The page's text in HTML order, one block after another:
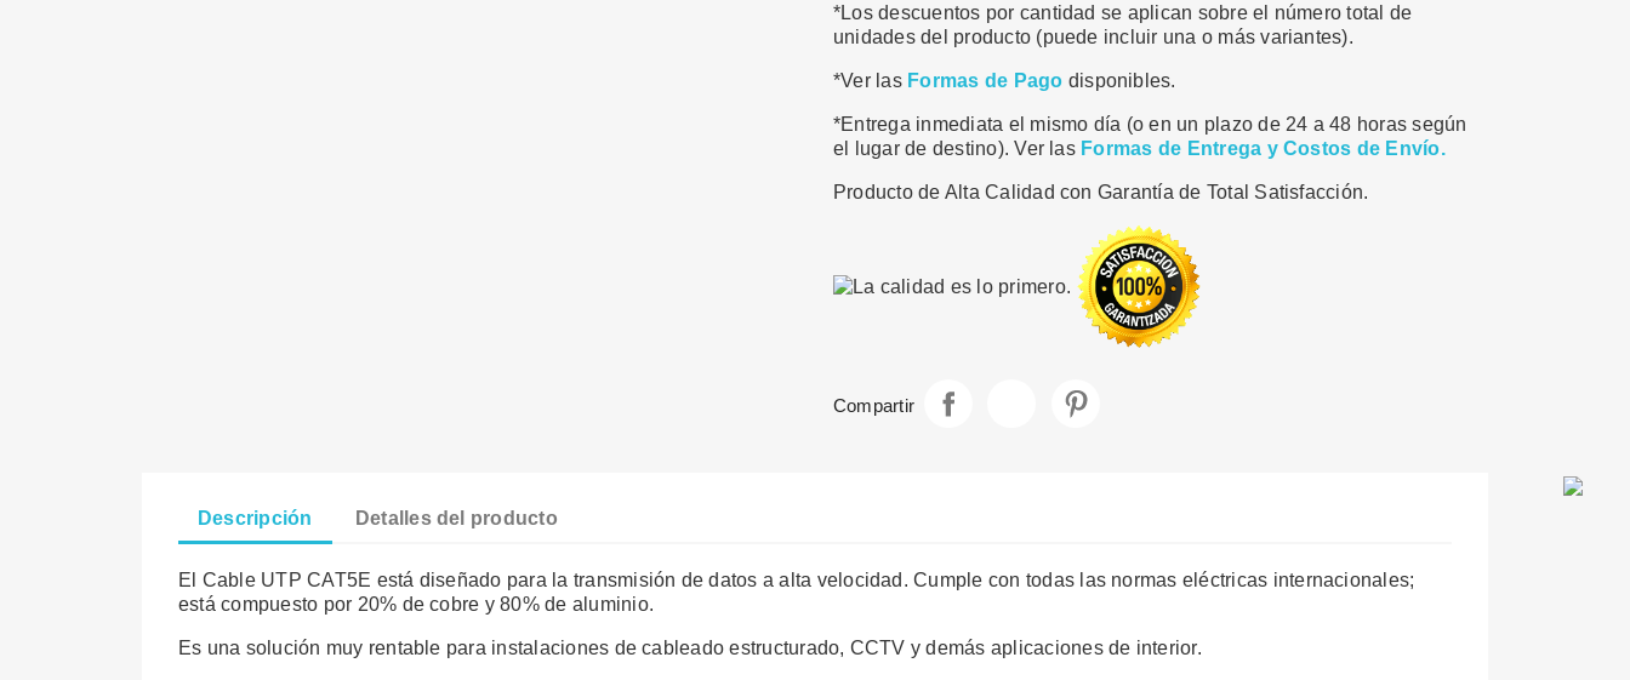
*Los descuentos por cantidad se aplican sobre el número total de
unidades del producto (puede incluir una o más variantes).
*Ver las Formas de Pago disponibles.
*Entrega inmediata el mismo día (o en un plazo de 24 a 48 horas según
el lugar de destino). Ver las Formas de Entrega y Costos de Envío.
Producto de Alta Calidad con Garantía de Total Satisfacción.
Compartir
Descripción Detalles del producto
El Cable UTP CAT5E está diseñado para la transmisión de datos a alta velocidad. Cumple con todas las normas eléctricas internacionales;
está compuesto por 20% de cobre y 80% de aluminio.
Es una solución muy rentable para instalaciones de cableado estructurado, CCTV y demás aplicaciones de interior.